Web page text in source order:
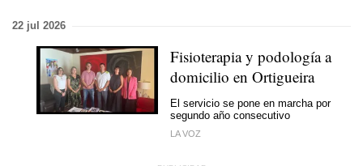
22 jul 2026
Fisioterapia y podología a
domicilio en Ortigueira
El servicio se pone en marcha por
segundo año consecutivo
LA VOZ